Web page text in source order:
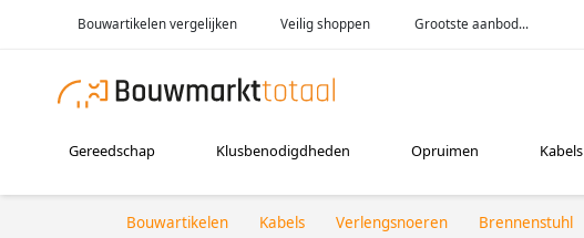
Bouwartikelen vergelijken Veilig shoppen Grootste aanbod...
Gereedschap Klusbenodigdheden Opruimen Kabels
Bouwartikelen Kabels Verlengsnoeren Brennenstuhl